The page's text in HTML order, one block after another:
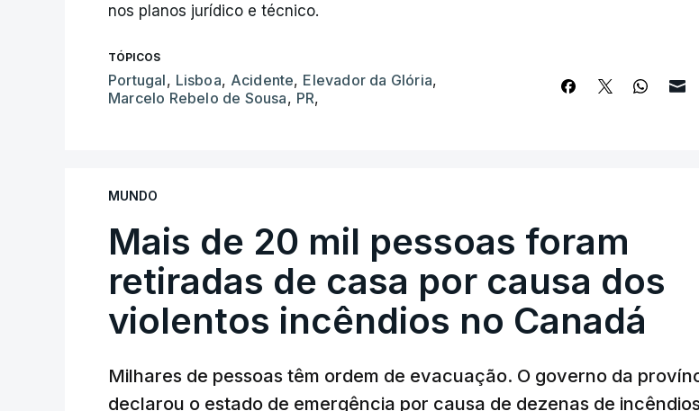
nos planos jurídico e técnico.
TÓPICOS
Portugal, Lisboa, Acidente, Elevador da Glória,
Marcelo Rebelo de Sousa, PR,
MUNDO
Mais de 20 mil pessoas foram
retiradas de casa por causa dos
violentos incêndios no Canadá
Milhares de pessoas têm ordem de evacuação. O governo da
declarou o estado de emergência por causa de dezenas de